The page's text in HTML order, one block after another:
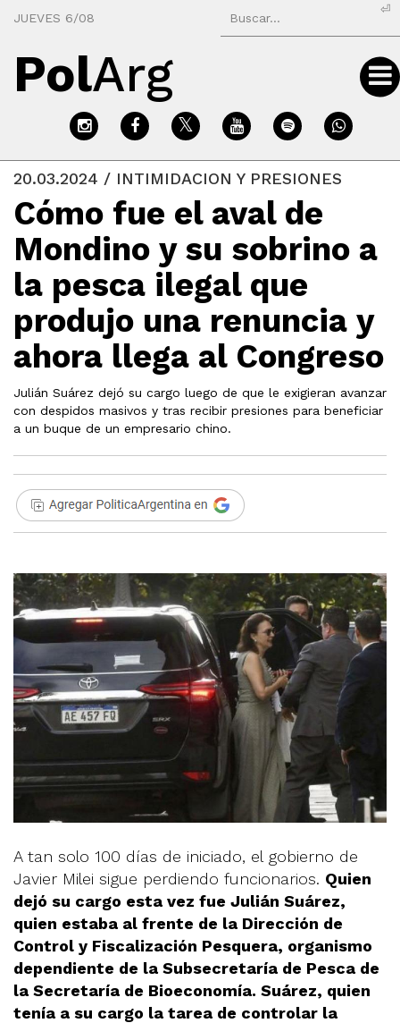
JUEVES 6/08
⏎
PolArg
20.03.2024 / INTIMIDACION Y PRESIONES
Cómo fue el aval de
Mondino y su sobrino a
la pesca ilegal que
produjo una renuncia y
ahora llega al Congreso
Julián Suárez dejó su cargo luego de que le exigieran avanzar
con despidos masivos y tras recibir presiones para beneficiar
a un buque de un empresario chino.
A tan solo 100 días de iniciado, el gobierno de
Javier Milei sigue perdiendo funcionarios. Quien
dejó su cargo esta vez fue Julián Suárez,
quien estaba al frente de la Dirección de
Control y Fiscalización Pesquera, organismo
dependiente de la Subsecretaría de Pesca de
la Secretaría de Bioeconomía. Suárez, quien
tenía a su cargo la tarea de controlar la